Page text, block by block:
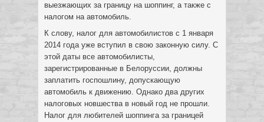
выезжающих за границу на шоппинг, а также с
налогом на автомобиль.
К слову, налог для автомобилистов с 1 января
2014 года уже вступил в свою законную силу. С
этой даты все автомобилисты,
зарегистрированные в Белоруссии, должны
заплатить госпошлину, допускающую
автомобиль к движению. Однако два других
налоговых новшества в новый год не прошли.
Налог для любителей шоппинга за границей